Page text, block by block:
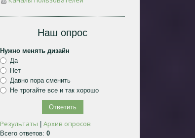
Наш опрос
Нужно менять дизайн
Да
Нет
Давно пора сменить
Не трогайте все и так хорошо
Результаты |Архив опросов
Всего ответов:0